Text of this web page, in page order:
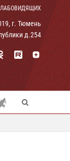
г. Тюмень
д.254